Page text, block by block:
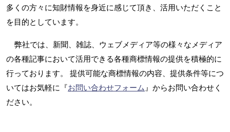
多くの方々に知財情報を身近に感じて頂き、活用いただくこと
を目的としています。
弊社では、新聞、雑誌、ウェブメディア等の様々なメディア
の各種記事において活用できる各種商標情報の提供を積極的に
行っております。 提供可能な商標情報の内容、提供条件等につ
いてはお気軽に『お問い合わせフォーム』からお問い合わせく
ださい。